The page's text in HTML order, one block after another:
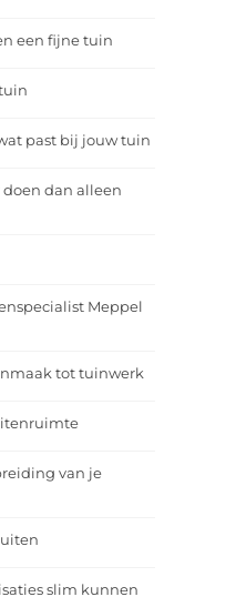
een fijne tuin
past bij jouw tuin
dan alleen
Meppel
tot tuinwerk
van je
slim kunnen